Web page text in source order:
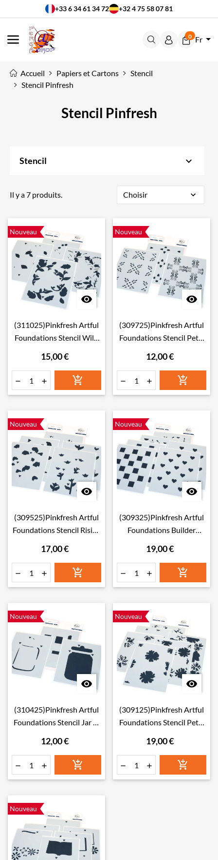
+33 6 34 61 34 72 +32 4 75 58 07 81
MENU
0 Fr
Accueil Papiers et Cartons
Stencil
Stencil Pinfresh
Stencil Pinfresh
Stencil keyboard_arrow_down
Il y a 7 produits. Choisir expand_more
Nouveau

(311025)Pinkfresh Artful
Foundations Stencil Wild
15,00 €
  
Nouveau

(309725)Pinkfresh Artful
Foundations Stencil Petal
12,00 €
  
Nouveau

(309525)Pinkfresh Artful
Foundations Stencil Rising
17,00 €
  
Nouveau

(309325)Pinkfresh Artful
Foundations Builder
19,00 €
  
Nouveau

(310425)Pinkfresh Artful
Foundations Stencil Jar of
12,00 €
  
Nouveau

(309125)Pinkfresh Artful
Foundations Stencil Petal
19,00 €
  
Nouveau